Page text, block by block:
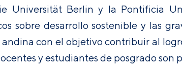
Universität Berlin y la Pontificia
sobre desarrollo sostenible y las
con el objetivo contribuir al
y estudiantes de posgrado